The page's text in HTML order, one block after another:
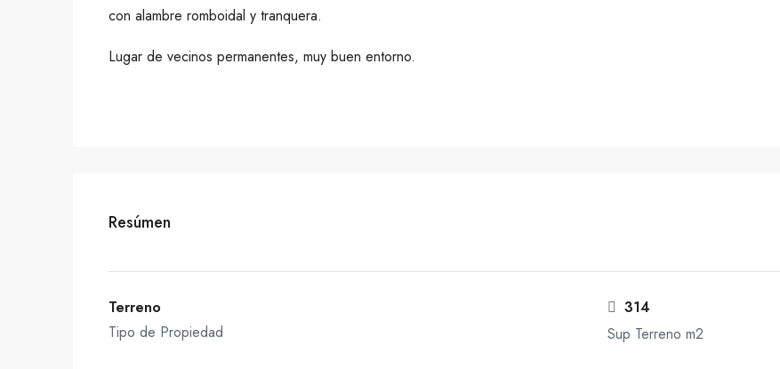
con alambre romboidal y tranquera.
Lugar de vecinos permanentes, muy buen entorno.
Resúmen
Terreno
Tipo de Propiedad
314
Sup Terreno m2